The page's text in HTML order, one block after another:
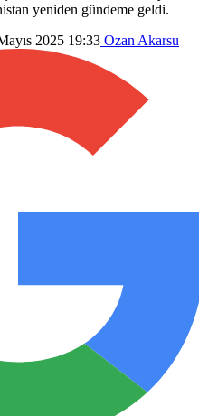
yeniden gündeme geldi.
2025 19:33 Ozan Akarsu